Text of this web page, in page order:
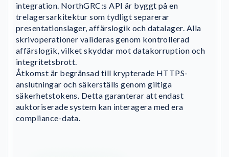
integration. NorthGRC:s API är byggt på en
trelagersarkitektur som tydligt separerar
presentationslager, affärslogik och datalager. Alla
skrivoperationer valideras genom kontrollerad
affärslogik, vilket skyddar mot datakorruption och
integritetsbrott.
Åtkomst är begränsad till krypterade HTTPS-
anslutningar och säkerställs genom giltiga
säkerhetstokens. Detta garanterar att endast
auktoriserade system kan interagera med era
compliance-data.